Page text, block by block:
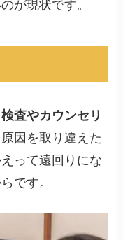
が現状です。
査やカウンセリ
因を取り違えた
って遠回りにな
です。